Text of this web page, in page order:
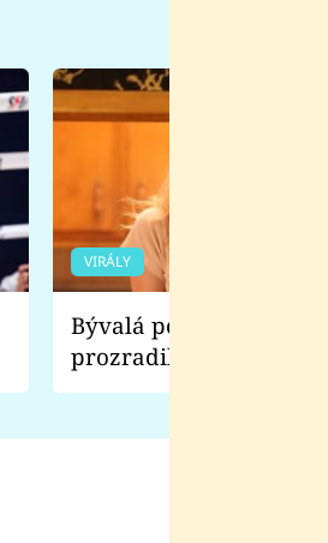
VIRÁLY
Bývalá pornoherečka
prozradila, co ji
natáčení Euforie.